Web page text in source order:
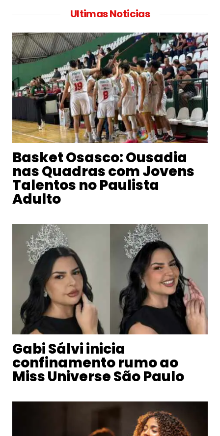
Ultimas Noticias
Basket Osasco: Ousadia
nas Quadras com Jovens
Talentos no Paulista
Adulto
Gabi Sálvi inicia
confinamento rumo ao
Miss Universe São Paulo